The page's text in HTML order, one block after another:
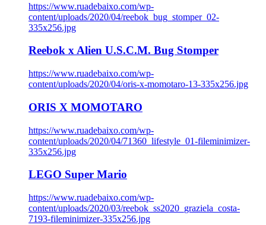
https://www.ruadebaixo.com/wp-
content/uploads/2020/04/reebok_bug_stomper_02-
335x256.jpg
Reebok x Alien U.S.C.M. Bug Stomper
https://www.ruadebaixo.com/wp-
content/uploads/2020/04/oris-x-momotaro-13-335x256.jpg
ORIS X MOMOTARO
https://www.ruadebaixo.com/wp-
content/uploads/2020/04/71360_lifestyle_01-fileminimizer-
335x256.jpg
LEGO Super Mario
https://www.ruadebaixo.com/wp-
content/uploads/2020/03/reebok_ss2020_graziela_costa-
7193-fileminimizer-335x256.jpg